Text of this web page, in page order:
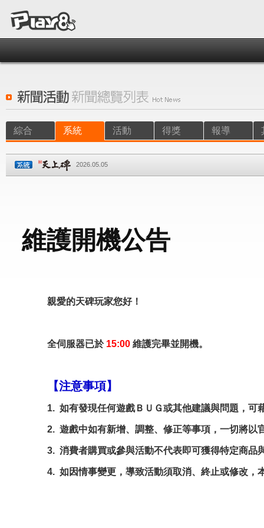
綜合 系統 活動 得獎 報導
2026.05.05
維護開機公告
親愛的天碑玩家您好！
全伺服器已於 15:00 維護完畢並開機。
【注意事項】
1. 如有發現任何遊戲ＢＵＧ或其他建議與問題，可
2. 遊戲中如有新增、調整、修正等事項，一切將以
3. 消費者購買或參與活動不代表即可獲得特定商品
4. 如因情事變更，導致活動須取消、終止或修改，